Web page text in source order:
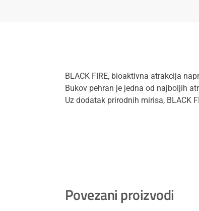
BLACK FIRE, bioaktivna atrakcija
Bukov pehran je jedna od najboljih
Uz dodatak prirodnih mirisa, BLACK
Povezani proizvodi